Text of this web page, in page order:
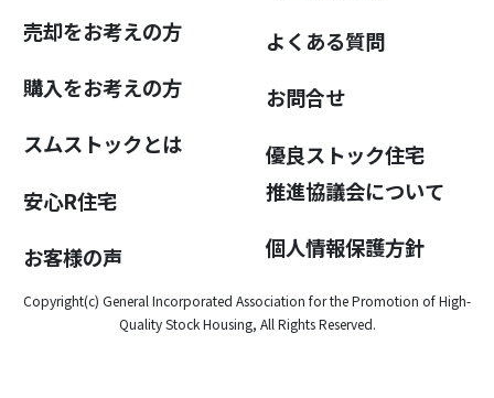
売却をお考えの方
購入をお考えの方
スムストックとは
安心R住宅
お客様の声
よくある質問
お問合せ
優良ストック住宅
推進協議会について
個人情報保護方針
Copyright(c) General Incorporated Association for the Promotion of High-
Quality Stock Housing, All Rights Reserved.